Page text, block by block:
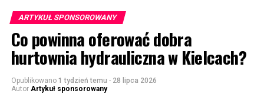
ARTYKUŁ SPONSOROWANY
Co powinna oferować dobra
hurtownia hydrauliczna w Kielcach?
Opublikowano 1 tydzień temu - 28 lipca 2026
Autor Artykuł sponsorowany